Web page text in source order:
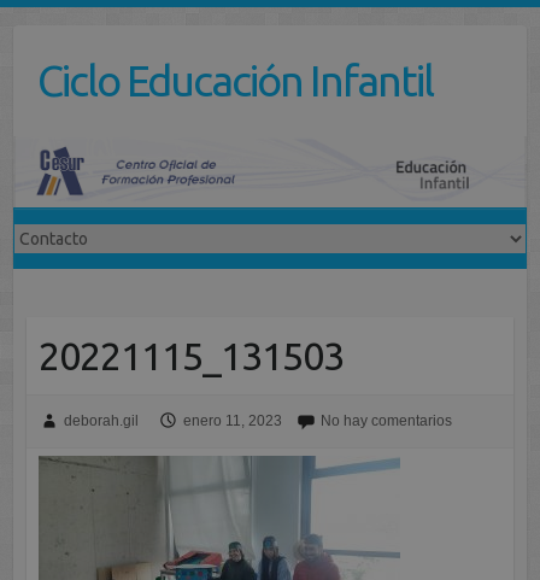
contenidoCiclo Educación Infantil
20221115_131503
deborah.gil enero 11, 2023 No hay comentarios